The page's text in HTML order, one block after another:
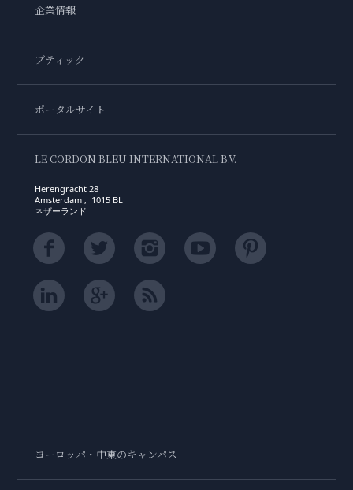
企業情報
ブティック
ポータルサイト
LE CORDON BLEU INTERNATIONAL B.V.
Herengracht 28
Amsterdam , 1015 BL
ネザーランド
ヨーロッパ・中東のキャンパス